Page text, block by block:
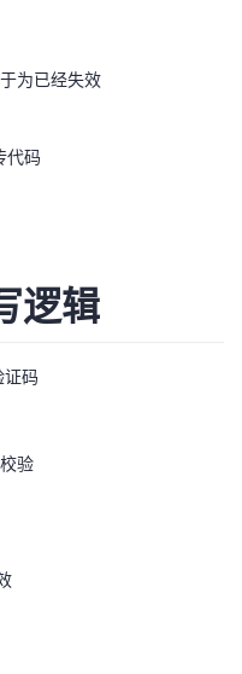
为已经失效
代码
逻辑
证码
验